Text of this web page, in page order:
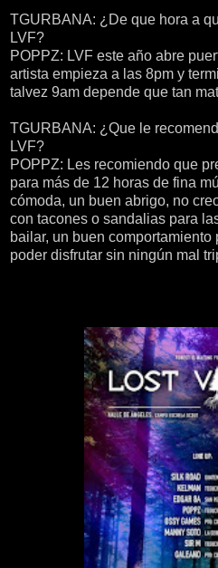
TGURBANA: ¿De que hora a
LVF?
POPPZ: LVF este año abre
artista empieza a las 8pm y
talvez 9am depende que tan
TGURBANA: ¿Que le
LVF?
POPPZ: Les recomiendo que
para más de 12 horas de fina
cómoda, un buen abrigo, no
con tacones o sandalias para
bailar, un buen comportamiento
poder disfrutar sin ningún mal